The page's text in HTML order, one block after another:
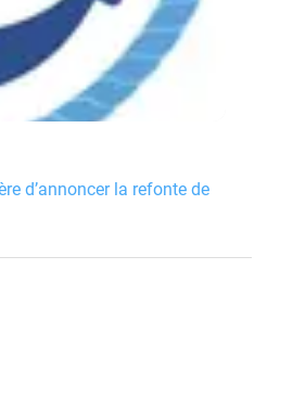
d’annoncer la refonte de